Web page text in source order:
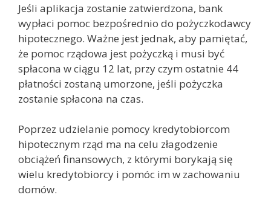
Jeśli aplikacja zostanie zatwierdzona, bank
wypłaci pomoc bezpośrednio do pożyczkodawcy
hipotecznego. Ważne jest jednak, aby pamiętać,
że pomoc rządowa jest pożyczką i musi być
spłacona w ciągu 12 lat, przy czym ostatnie 44
płatności zostaną umorzone, jeśli pożyczka
zostanie spłacona na czas.
Poprzez udzielanie pomocy kredytobiorcom
hipotecznym rząd ma na celu złagodzenie
obciążeń finansowych, z którymi borykają się
wielu kredytobiorcy i pomóc im w zachowaniu
domów.